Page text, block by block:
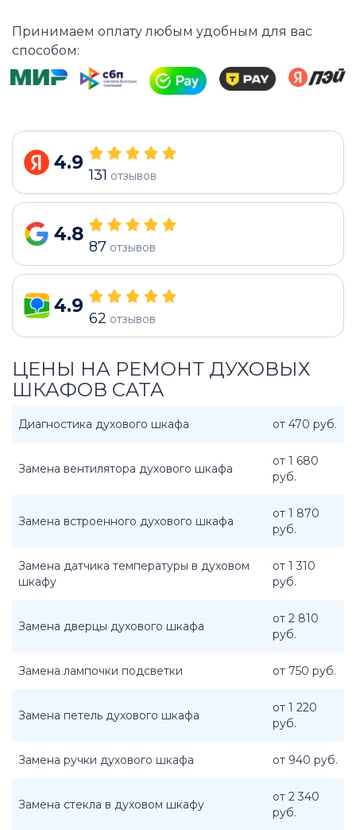
Принимаем оплату любым удобным для вас
способом:
4.9
131 отзывов
4.8
87 отзывов
4.9
62 отзывов
ЦЕНЫ НА РЕМОНТ ДУХОВЫХ
ШКАФОВ CATA
Диагностика духового шкафа от 470 руб.
Замена вентилятора духового шкафа
от 1 680
руб.
Замена встроенного духового шкафа
от 1 870
руб.
Замена датчика температуры в духовом
шкафу
от 1 310
руб.
Замена дверцы духового шкафа
от 2 810
руб.
Замена лампочки подсветки от 750 руб.
Замена петель духового шкафа
от 1 220
руб.
Замена ручки духового шкафа от 940 руб.
Замена стекла в духовом шкафу
от 2 340
руб.